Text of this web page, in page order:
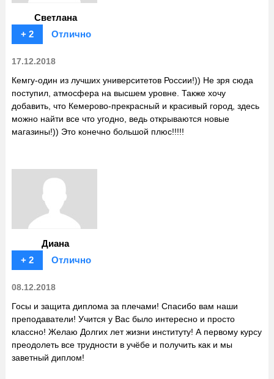
Светлана
+ 2
Отлично
17.12.2018
Кемгу-один из лучших университетов России!)) Не зря сюда
поступил, атмосфера на высшем уровне. Также хочу
добавить, что Кемерово-прекрасный и красивый город, здесь
можно найти все что угодно, ведь открываются новые
магазины!)) Это конечно большой плюс!!!!!
Диана
+ 2
Отлично
08.12.2018
Госы и защита диплома за плечами! Спасибо вам наши
преподаватели! Учится у Вас было интересно и просто
классно! Желаю Долгих лет жизни институту! А первому курсу
преодолеть все трудности в учёбе и получить как и мы
заветный диплом!